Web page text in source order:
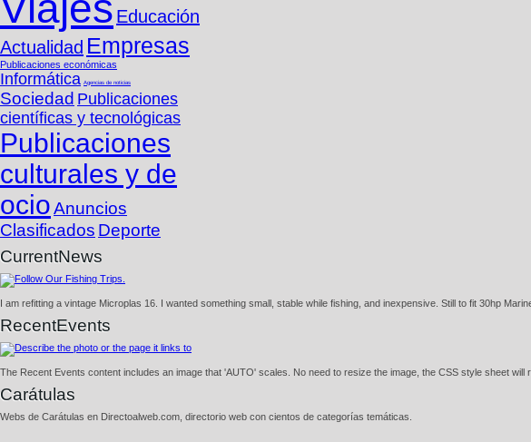
Educación
Actualidad Empresas
Publicaciones económicas
Informática Agencias de noticias
Sociedad Publicaciones
cientí­ficas y tecnológicas
Publicaciones
culturales y de
ocioAnuncios
Clasificados Deporte
CurrentNews
I am refitting a vintage Microplas 16. I wanted something small, stable while fishing, and inexpensive. Still to fit 30hp
RecentEvents
The Recent Events content includes an image that 'AUTO' scales. No need to resize the image, the CSS style sheet
Carátulas
Webs de Carátulas en Directoalweb.com, directorio web con cientos de categorí­as temáticas.